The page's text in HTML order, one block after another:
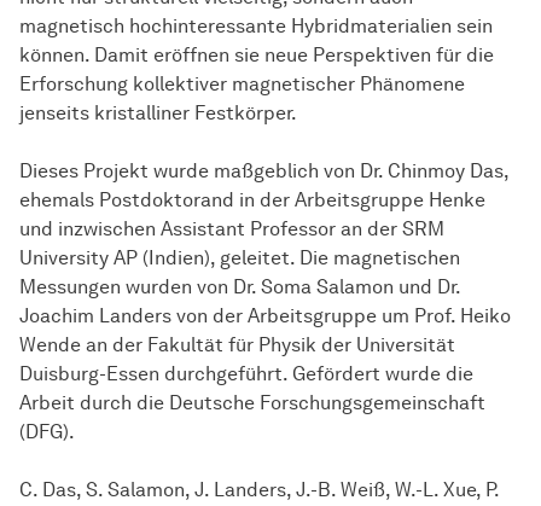
magnetisch hochinteressante Hybridmaterialien sein
können. Damit eröffnen sie neue Perspektiven für die
Er­for­schung kollektiver magnetischer Phänomene
jenseits kristalliner Festkörper.
Dieses Projekt wurde maßgeblich von Dr. Chinmoy Das,
ehemals Postdoktorand in der Arbeitsgruppe Henke
und inzwischen Assistant Professor an der SRM
University AP (Indien), geleitet. Die magnetischen
Messungen wurden von Dr. Soma Salamon und Dr.
Joachim Landers von der Arbeitsgruppe um Prof. Heiko
Wende an der Fakultät für Physik der Universität
Duisburg-Essen durchgeführt. Gefördert wurde die
Arbeit durch die Deutsche Forschungsgemeinschaft
(DFG).
C. Das, S. Salamon, J. Landers, J.-B. Weiß, W.-L. Xue, P.